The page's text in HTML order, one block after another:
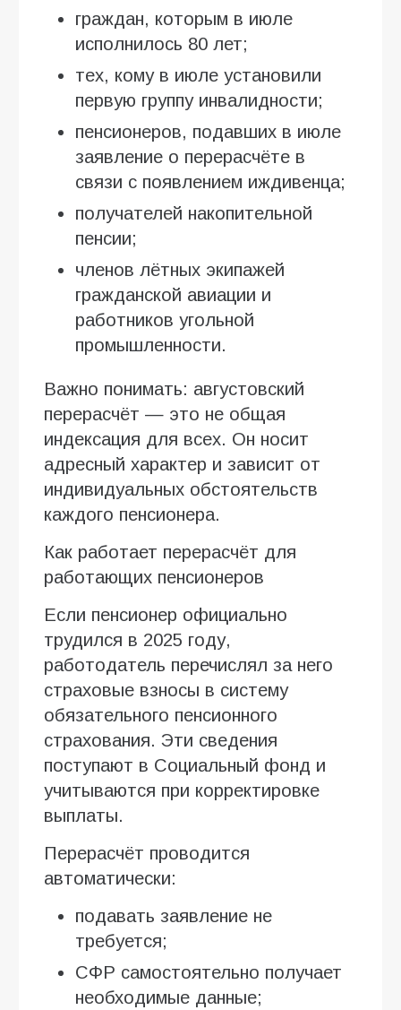
граждан, которым в июле
исполнилось 80 лет;
тех, кому в июле установили
первую группу инвалидности;
пенсионеров, подавших в июле
заявление о перерасчёте в
связи с появлением иждивенца;
получателей накопительной
пенсии;
членов лётных экипажей
гражданской авиации и
работников угольной
промышленности.
Важно понимать: августовский
перерасчёт — это не общая
индексация для всех. Он носит
адресный характер и зависит от
индивидуальных обстоятельств
каждого пенсионера.
Как работает перерасчёт для
работающих пенсионеров
Если пенсионер официально
трудился в 2025 году,
работодатель перечислял за него
страховые взносы в систему
обязательного пенсионного
страхования. Эти сведения
поступают в Социальный фонд и
учитываются при корректировке
выплаты.
Перерасчёт проводится
автоматически:
подавать заявление не
требуется;
СФР самостоятельно получает
необходимые данные;